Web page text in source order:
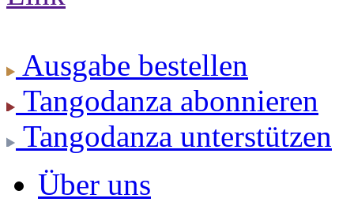
Ausgabe bestellen
Tangodanza abonnieren
Tangodanza unterstützen
Über uns